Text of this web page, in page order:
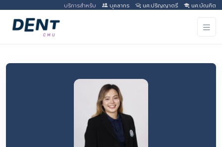
บริการสำหรับ บุคลากร นศ.ปริญญาตรี นศ.บัณฑิต